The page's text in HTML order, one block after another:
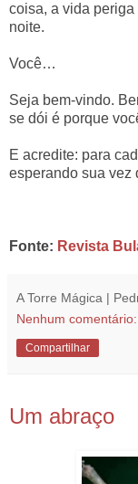
coisa, a vida periga
noite.
Você…
Seja bem-vindo.
se dói é porque
E acredite: para
esperando sua vez
Fonte: Revista
A Torre Mágica |
Nenhum comentário:
Compartilhar
Um abraço